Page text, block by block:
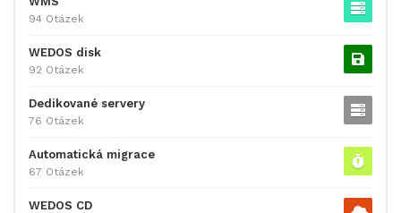
94 Otázek
WEDOS disk
92 Otázek
Dedikované servery
76 Otázek
Automatická migrace
67 Otázek
WEDOS CD